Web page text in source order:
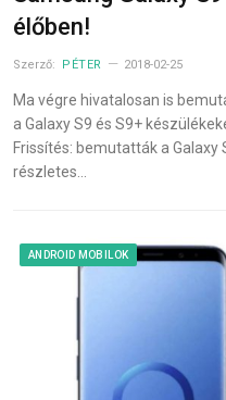
élőben!
Szerző: PÉTER 2018-02-25
Ma végre hivatalosan is
a Galaxy S9 és S9+
Frissítés: bemutatták a
részletes…
ANDROID MOBILOK